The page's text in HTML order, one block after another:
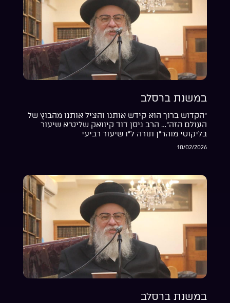
במשנת ברסלב
“הקדוש ברוך הוא קידש אותנו והציל אותנו מהבוץ של
העולם הזה”… הרב ניסן דוד קיוואק שליט”א שיעור
בליקוטי מוהר”ן תורה ל”ו שיעור רביעי
10/02/2026
במשנת ברסלב